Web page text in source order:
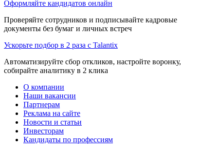
Оформляйте кандидатов онлайн
Проверяйте сотрудников и подписывайте кадровые
документы без бумаг и личных встреч
Ускорьте подбор в 2 раза с Talantix
Автоматизируйте сбор откликов, настройте воронку,
собирайте аналитику в 2 клика
О компании
Наши вакансии
Партнерам
Реклама на сайте
Новости и статьи
Инвесторам
Кандидаты по профессиям